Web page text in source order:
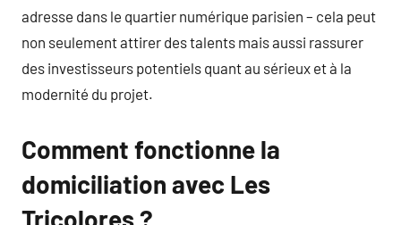
adresse dans le quartier numérique parisien – cela peut
non seulement attirer des talents mais aussi rassurer
des investisseurs potentiels quant au sérieux et à la
modernité du projet.
Comment fonctionne la
domiciliation avec Les
Tricolores ?